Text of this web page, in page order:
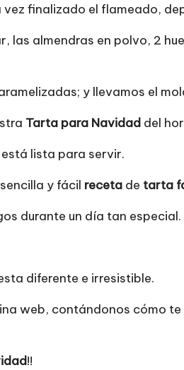
vez finalizado el flameado,
las almendras en polvo, 2
y llevamos el
Tarta para Navidad del
lista para servir.
y fácil receta de tarta
durante un día tan especial.
diferente e irresistible.
web, contándonos cómo
!!